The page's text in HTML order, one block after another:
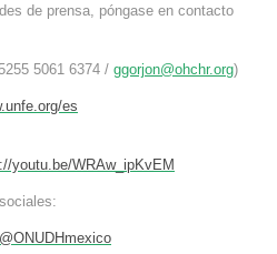
de prensa, póngase en contacto
5061 6374 / ggorjon@ohchr.org)
es
youtu.be/WRAw_ipKvEM
@ONUDHmexico